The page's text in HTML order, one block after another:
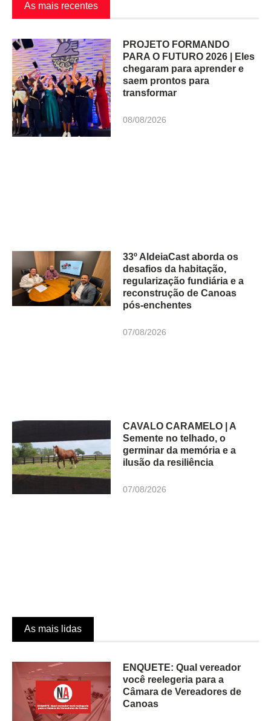
As mais recentes
PROJETO FORMANDO
PARA O FUTURO 2026 | Eles
chegaram para aprender e
saem prontos para
transformar
08/08/2026
33º AldeiaCast aborda os
desafios da habitação,
regularização fundiária e a
reconstrução de Canoas
pós-enchentes
07/08/2026
CAVALO CARAMELO | A
Semente no telhado, o
germinar da memória e a
ilusão da resiliência
07/08/2026
As mais lidas
ENQUETE: Qual vereador
você reelegeria para a
Câmara de Vereadores de
Canoas